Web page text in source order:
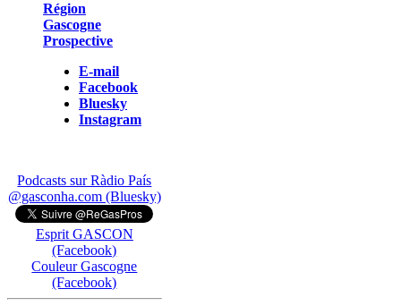
Région
Gascogne
Prospective
E-mail
Facebook
Bluesky
Instagram
Podcasts sur Ràdio País
@gasconha.com (Bluesky)
Esprit GASCON
(Facebook)
Couleur Gascogne
(Facebook)